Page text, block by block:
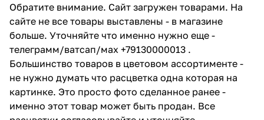
Обратите внимание. Сайт загружен товарами. На
сайте не все товары выставлены - в магазине
больше. Уточняйте что именно нужно еще -
телеграмм/ватсап/мах +79130000013 .
Большинство товаров в цветовом ассортименте -
не нужно думать что расцветка одна которая на
картинке. Это просто фото сделанное ранее -
именно этот товар может быть продан. Все